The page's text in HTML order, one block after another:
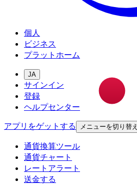
個人
ビジネス
プラットホーム
JA
サインイン
登録
ヘルプセンター
アプリをゲットする
メニューを切り替え
通貨換算ツール
通貨チャート
レートアラート
送金する